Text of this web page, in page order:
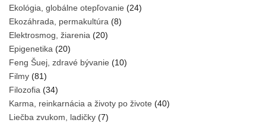
Ekológia, globálne otepľovanie (24)
Ekozáhrada, permakultúra (8)
Elektrosmog, žiarenia (20)
Epigenetika (20)
Feng Šuej, zdravé bývanie (10)
Filmy (81)
Filozofia (34)
Karma, reinkarnácia a životy po živote (40)
Liečba zvukom, ladičky (7)